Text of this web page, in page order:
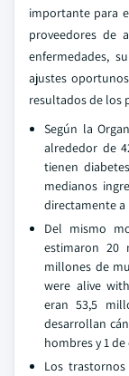
importante para
proveedores de
enfermedades,
ajustes
resultados de los
Según la
alrededor de
tienen
medianos
directamente a
Del mismo
estimaron 20
millones de
were alive
eran 53,5
desarrollan
hombres y 1
Los